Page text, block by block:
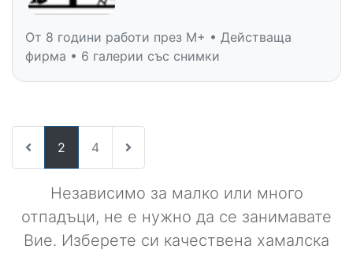
От 8 години работи през M+ • Действаща
фирма • 6 галерии със снимки
2 4
Независимо за малко или много
отпадъци, не е нужно да се занимавате
Вие. Изберете си качествена хамалска